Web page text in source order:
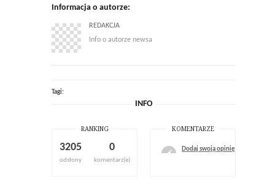
Informacja o autorze:
REDAKCJA
Info o autorze newsa
Tagi:
INFO
RANKING
3205
odsłony
0
komentarz(e)
KOMENTARZE
Dodaj swoją opinię